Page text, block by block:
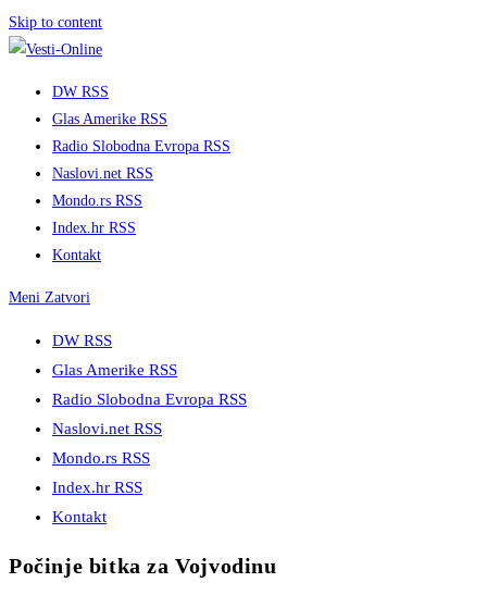
Skip to content
DW RSS
Glas Amerike RSS
Radio Slobodna Evropa RSS
Naslovi.net RSS
Mondo.rs RSS
Index.hr RSS
Kontakt
Meni Zatvori
DW RSS
Glas Amerike RSS
Radio Slobodna Evropa RSS
Naslovi.net RSS
Mondo.rs RSS
Index.hr RSS
Kontakt
Počinje bitka za Vojvodinu